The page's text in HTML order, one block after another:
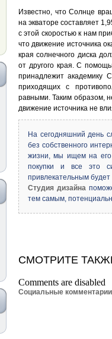
Известно, что Солнце
на экваторе составляет
с этой скоростью к нам
что движение источника
края солнечного диска
от другого края. С
принадлежит академику
приходящих с
равными. Таким образом,
движение источника не
На сегодняшний день
без собственного
жизни, мы ищем на
покупки и все это
привлекательным
Студия дизайна
тем самым,
СМОТРИТЕ
Comments are disabled
Социальные